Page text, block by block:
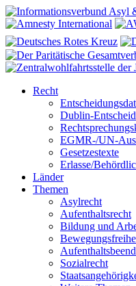
Recht
Dublin-
EGMR-/UN-
Gesetzestexte
Erlasse/
Länder
Themen
Asylrecht
Aufenthaltsrecht
Bildung und
Sozialrecht